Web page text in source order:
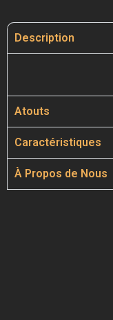
Description
Atouts
Caractéristiques
À Propos de Nous